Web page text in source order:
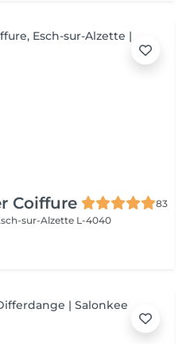
Coiffure
83
sur-Alzette L-4040